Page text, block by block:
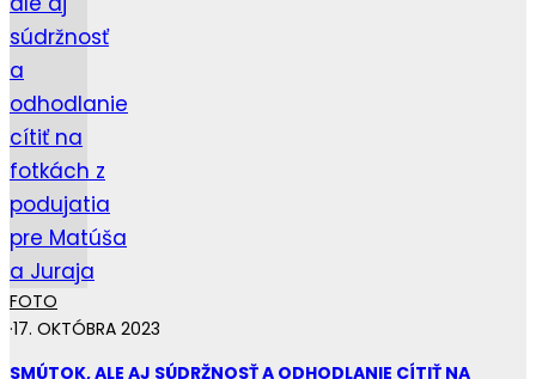
FOTO
·17. OKTÓBRA 2023
SMÚTOK, ALE AJ SÚDRŽNOSŤ A ODHODLANIE CÍTIŤ NA